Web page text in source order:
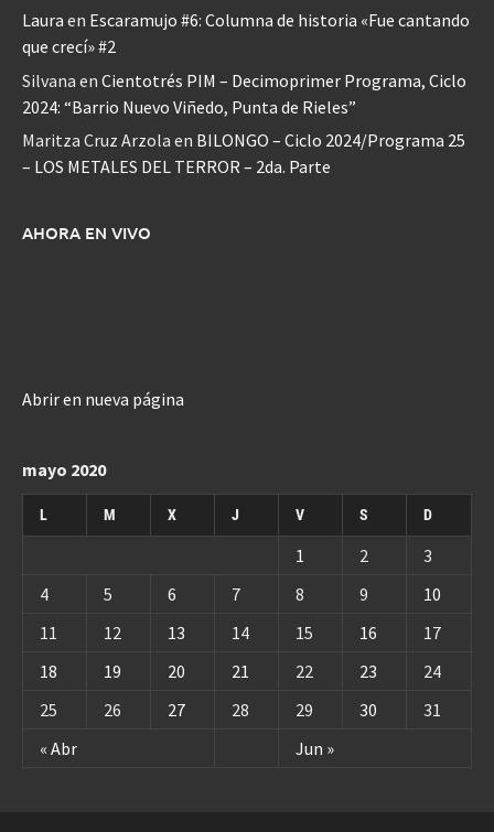
Laura en Escaramujo #6: Columna de historia «Fue cantando
que crecí» #2
Silvana en Cientotrés PIM – Decimoprimer Programa, Ciclo
2024: “Barrio Nuevo Viñedo, Punta de Rieles”
Maritza Cruz Arzola en BILONGO – Ciclo 2024/Programa 25
– LOS METALES DEL TERROR – 2da. Parte
AHORA EN VIVO
Abrir en nueva página
mayo 2020
L M X J V S D
« Abr Jun »
1 2
3
4
5 6 7 8 9
10
11
12 13 14 15 16
17
18
19 20 21 22 23
24
25
26 27 28 29 30 31